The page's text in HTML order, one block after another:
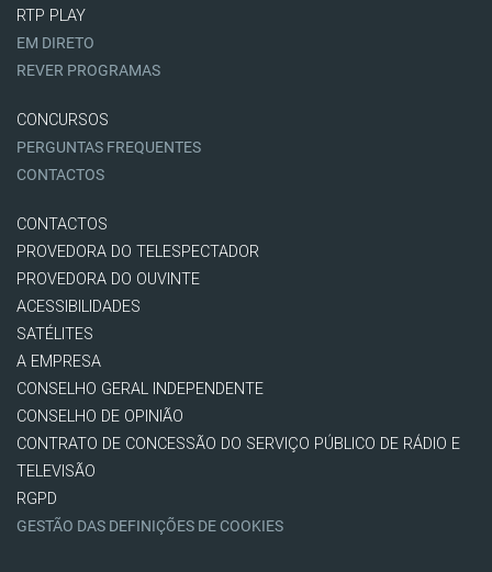
RTP PLAY
EM DIRETO
REVER PROGRAMAS
CONCURSOS
PERGUNTAS FREQUENTES
CONTACTOS
CONTACTOS
PROVEDORA DO TELESPECTADOR
PROVEDORA DO OUVINTE
ACESSIBILIDADES
SATÉLITES
A EMPRESA
CONSELHO GERAL INDEPENDENTE
CONSELHO DE OPINIÃO
CONTRATO DE CONCESSÃO DO SERVIÇO PÚBLICO DE RÁDIO E
TELEVISÃO
RGPD
GESTÃO DAS DEFINIÇÕES DE COOKIES